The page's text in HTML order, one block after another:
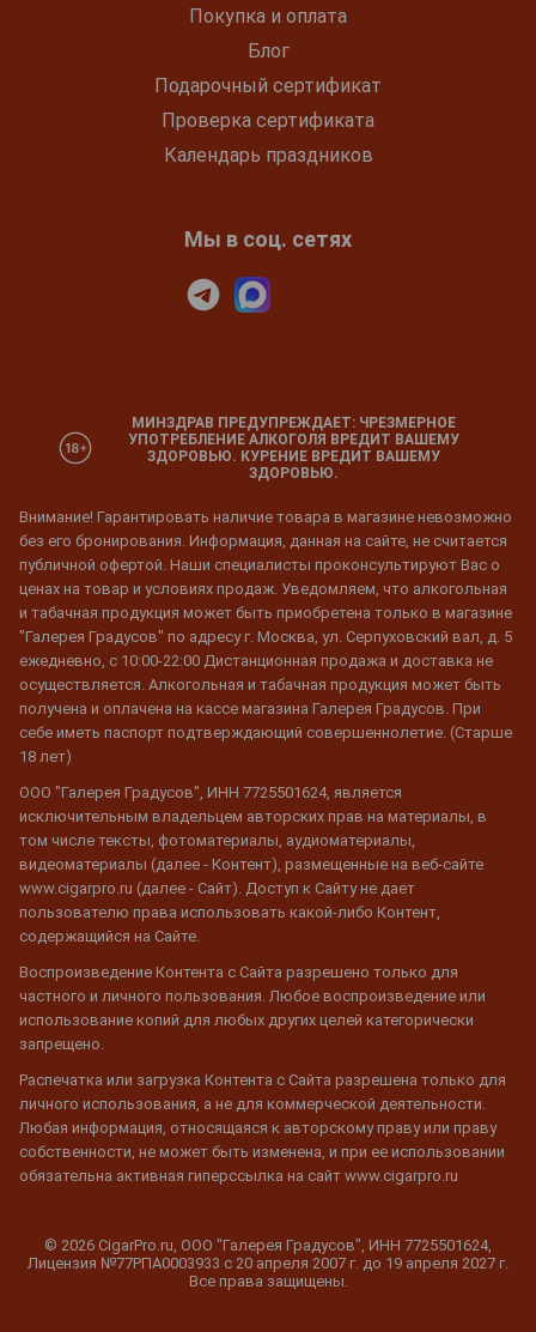
Покупка и оплата
Блог
Подарочный сертификат
Проверка сертификата
Календарь праздников
Мы в соц. сетях
МИНЗДРАВ ПРЕДУПРЕЖДАЕТ: ЧРЕЗМЕРНОЕ
УПОТРЕБЛЕНИЕ АЛКОГОЛЯ ВРЕДИТ ВАШЕМУ
ЗДОРОВЬЮ. КУРЕНИЕ ВРЕДИТ ВАШЕМУ
ЗДОРОВЬЮ.
Внимание! Гарантировать наличие товара в магазине невозможно
без его бронирования. Информация, данная на сайте, не считается
публичной офертой. Наши специалисты проконсультируют Вас о
ценах на товар и условиях продаж. Уведомляем, что алкогольная
и табачная продукция может быть приобретена только в магазине
"Галерея Градусов" по адресу г. Москва, ул. Серпуховский вал, д. 5
ежедневно, с 10:00-22:00 Дистанционная продажа и доставка не
осуществляется. Алкогольная и табачная продукция может быть
получена и оплачена на кассе магазина Галерея Градусов. При
себе иметь паспорт подтверждающий совершеннолетие. (Старше
18 лет)
ООО "Галерея Градусов", ИНН 7725501624, является
исключительным владельцем авторских прав на материалы, в
том числе тексты, фотоматериалы, аудиоматериалы,
видеоматериалы (далее - Контент), размещенные на веб-сайте
www.cigarpro.ru (далее - Сайт). Доступ к Сайту не дает
пользователю права использовать какой-либо Контент,
содержащийся на Сайте.
Воспроизведение Контента с Сайта разрешено только для
частного и личного пользования. Любое воспроизведение или
использование копий для любых других целей категорически
запрещено.
Распечатка или загрузка Контента с Сайта разрешена только для
личного использования, а не для коммерческой деятельности.
Любая информация, относящаяся к авторскому праву или праву
собственности, не может быть изменена, и при ее использовании
обязательна активная гиперссылка на сайт www.cigarpro.ru
© 2026 CigarPro.ru, ООО "Галерея Градусов", ИНН 7725501624,
Лицензия №77РПА0003933 c 20 апреля 2007 г. до 19 апреля 2027 г.
Все права защищены.